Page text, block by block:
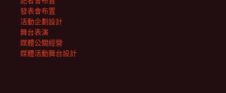
發表會布置
活動企劃設計
舞台表演
媒體公關經營
媒體活動舞台設計